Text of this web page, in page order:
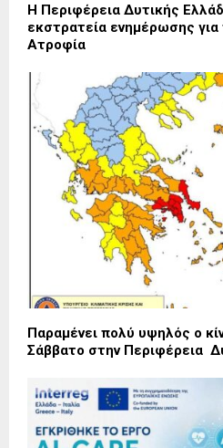
Η Περιφέρεια Δυτικής
εκστρατεία ενημέρωσης
Ατροφία
Παραμένει πολύ υψηλός ο
Σάββατο στην Περιφέρεια